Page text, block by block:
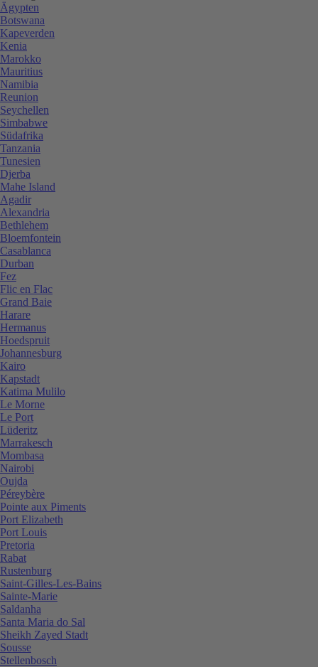
Ägypten
Botswana
Kapeverden
Kenia
Marokko
Mauritius
Namibia
Reunion
Seychellen
Simbabwe
Südafrika
Tanzania
Tunesien
Djerba
Mahe Island
Agadir
Alexandria
Bethlehem
Bloemfontein
Casablanca
Durban
Fez
Flic en Flac
Grand Baie
Harare
Hermanus
Hoedspruit
Johannesburg
Kairo
Kapstadt
Katima Mulilo
Le Morne
Le Port
Lüderitz
Marrakesch
Mombasa
Nairobi
Oujda
Péreybère
Pointe aux Piments
Port Elizabeth
Port Louis
Pretoria
Rabat
Rustenburg
Saint-Gilles-Les-Bains
Sainte-Marie
Saldanha
Santa Maria do Sal
Sheikh Zayed Stadt
Sousse
Stellenbosch